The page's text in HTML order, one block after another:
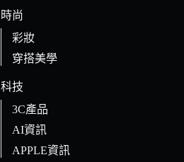
時尚
彩妝
穿搭美學
科技
3C產品
AI資訊
APPLE資訊